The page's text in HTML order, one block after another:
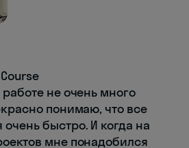
не очень много
понимаю, что все
быстро. И когда на
мне понадобился